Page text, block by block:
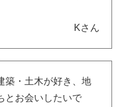
Kさん
築・土木が好き、地
とお会いしたいで